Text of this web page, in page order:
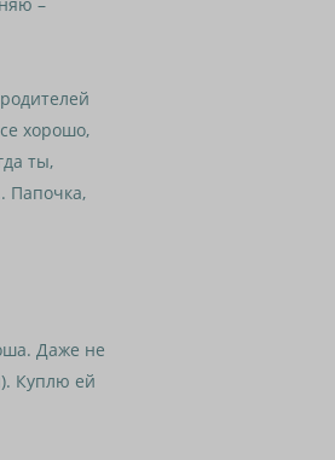
хорошо,
ты,
Папочка,
Даже не
Куплю ей